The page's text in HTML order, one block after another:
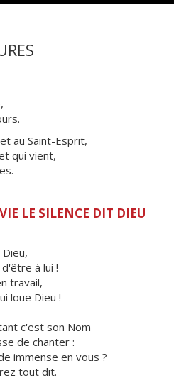
au Saint-Esprit,
qui vient,
LE SILENCE DIT DIEU
à lui !
travail,
loue Dieu !
c'est son Nom
de chanter :
immense en vous ?
tout dit.